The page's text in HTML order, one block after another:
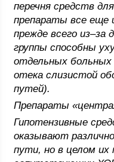
перечня средств
препараты все еще
прежде всего
группы способны
отдельных больных
отека слизистой
путей).
Препараты
Гипотензивные
оказывают
пути, но в целом их